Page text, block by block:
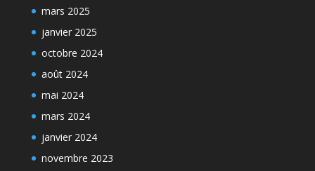
mars 2025
janvier 2025
octobre 2024
août 2024
mai 2024
mars 2024
janvier 2024
novembre 2023